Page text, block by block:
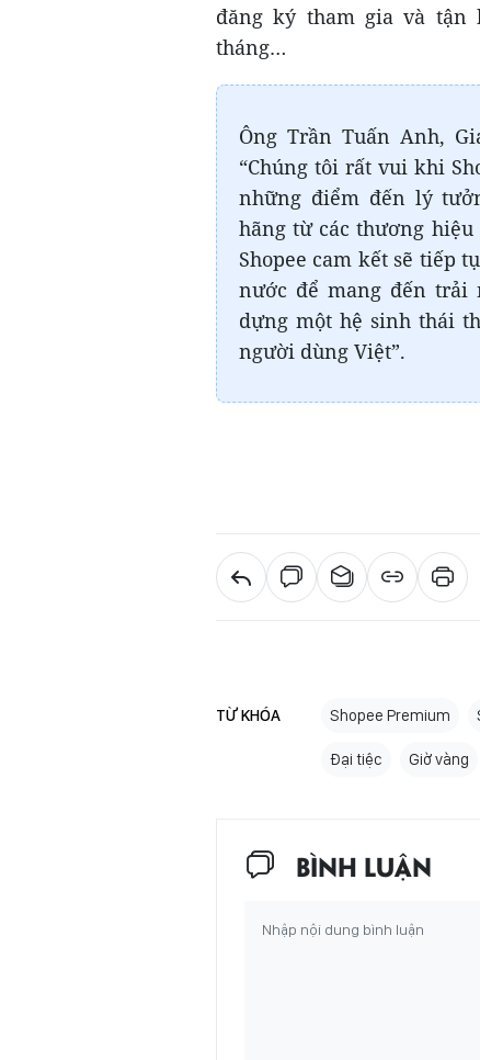
đăng ký tham gia và tận
tháng…
Ông Trần Tuấn Anh,
“Chúng tôi rất vui khi
những điểm đến lý
hãng từ các thương
Shopee cam kết sẽ tiếp
nước để mang đến trải
dựng một hệ sinh thái
người dùng Việt”.
TỪ KHÓA Shopee Premium
Đại tiệc Giờ vàng
BÌNH LUẬN